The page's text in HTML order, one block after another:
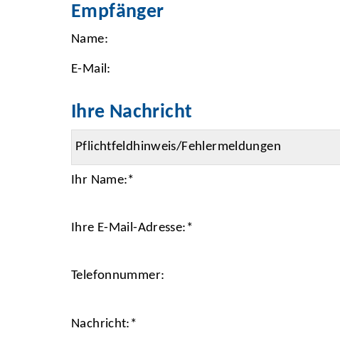
Empfänger
Name:
E-Mail:
Ihre Nachricht
Ihr Name:*
Ihre E-Mail-Adresse: *
Telefonnummer:
Nachricht: *